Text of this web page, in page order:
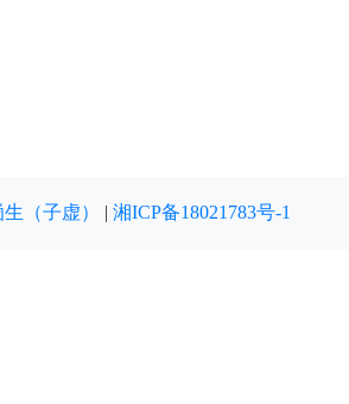
生（子虚） | 湘ICP备18021783号-1